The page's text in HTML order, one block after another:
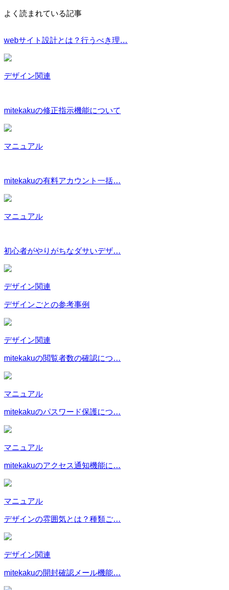
よく読まれている記事
webサイト設計とは？行うべき理…
デザイン関連
mitekakuの修正指示機能について
マニュアル
mitekakuの有料アカウント一括…
マニュアル
初心者がやりがちなダサいデザ…
デザイン関連
デザインごとの参考事例
デザイン関連
mitekakuの閲覧者数の確認につ…
マニュアル
mitekakuのパスワード保護につ…
マニュアル
mitekakuのアクセス通知機能に…
マニュアル
デザインの雰囲気とは？種類ご…
デザイン関連
mitekakuの開封確認メール機能…